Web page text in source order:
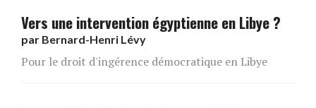
Vers une intervention égyptienne en Libye ?
par Bernard-Henri Lévy
Pour le droit d'ingérence démocratique en Libye